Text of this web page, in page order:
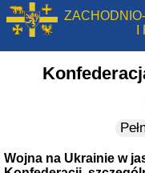
Wojna na Ukrainie w